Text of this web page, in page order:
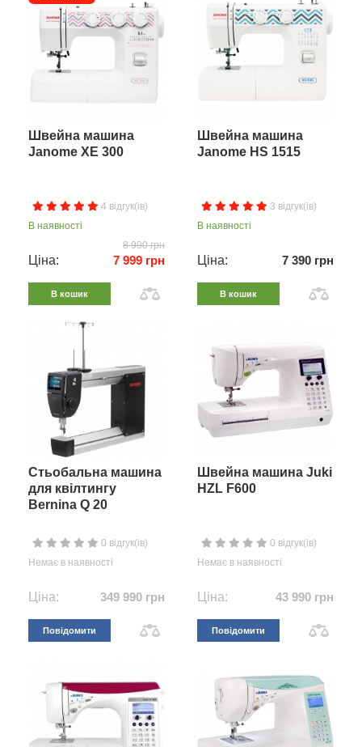
Швейна машина
Janome XE 300
4 відгук(ів)
В наявності
8 990 грн
Ціна: 7 999 грн
В кошик
Швейна машина
Janome HS 1515
3 відгук(ів)
В наявності
Ціна: 7 390 грн
В кошик
Стьобальна машина
для квілтингу
Bernina Q 20
0 відгук(ів)
Немає в наявності
Ціна: 349 990 грн
Повідомити
Швейна машина Juki
HZL F600
0 відгук(ів)
Немає в наявності
Ціна: 43 990 грн
Повідомити